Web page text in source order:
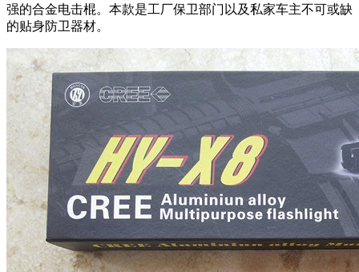
强的合金电击棍。本款是工厂保卫部门以及私家车主不可或缺
的贴身防卫器材。